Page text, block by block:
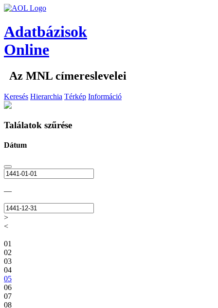
Adatbázisok
Online
Az MNL címereslevelei
Keresés Hierarchia Térkép Információ
Találatok szűrése
Dátum
—
>
<
01
02
03
04
05
06
07
08